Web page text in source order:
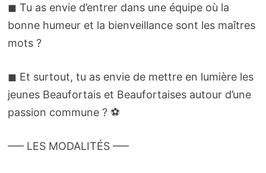
◼ Tu as envie d’entrer dans une équipe où la
bonne humeur et la bienveillance sont les maîtres
mots ?
◼ Et surtout, tu as envie de mettre en lumière les
jeunes Beaufortais et Beaufortaises autour d’une
passion commune ? ⚽
—– LES MODALITÉS —–